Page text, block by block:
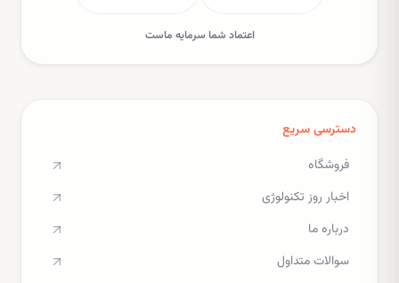
اعتماد شما سرمایه ماست
دسترسی سریع
فروشگاه
اخبار روز تکنولوژی
درباره ما
سوالات متداول